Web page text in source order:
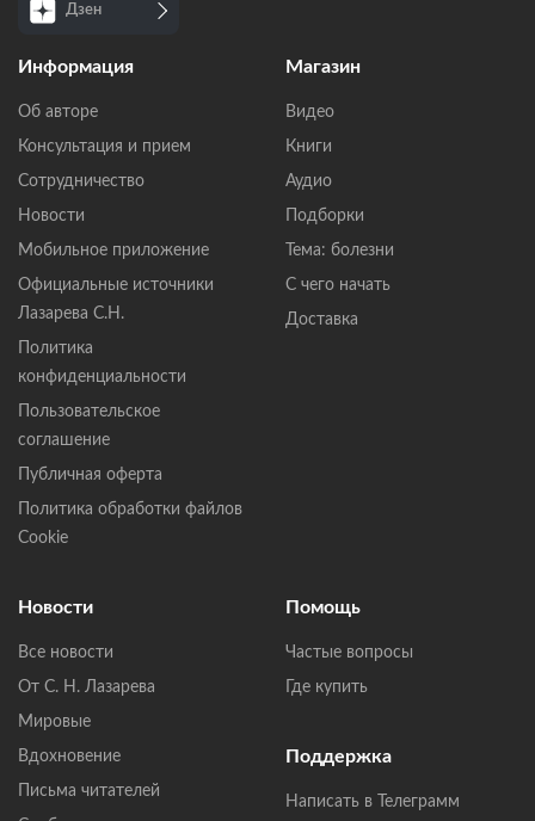
Дзен
Информация
Об авторе
Консультация и прием
Сотрудничество
Новости
Мобильное приложение
Официальные источники
Лазарева С.Н.
Политика
конфиденциальности
Пользовательское
соглашение
Публичная оферта
Политика обработки файлов
Cookie
Магазин
Видео
Книги
Аудио
Подборки
Тема: болезни
С чего начать
Доставка
Новости
Все новости
От С. Н. Лазарева
Мировые
Вдохновение
Письма читателей
Помощь
Частые вопросы
Где купить
Поддержка
Написать в Телеграмм